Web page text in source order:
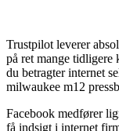
Trustpilot leverer
på ret mange tidligere
du betragter internet
milwaukee m12
Facebook medfører
få indsigt i internet